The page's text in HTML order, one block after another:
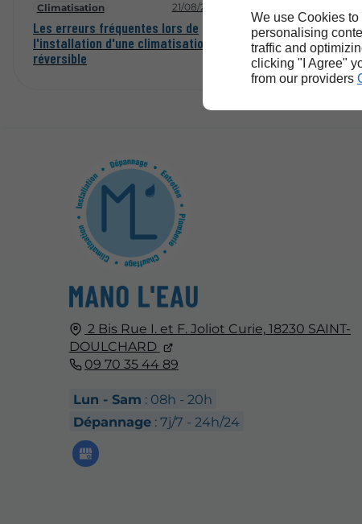
We use Cookies
personalising
traffic and
clicking "I Agree"
from our providers
Climatisation 21/08/2025
Les erreurs fréquentes lors de
l'installation d'une climatisation
réversible
5 signes
besoin
2 Bis Rue I. et F. Joliot Curie, 18230 SAINT-
DOULCHARD
09 70 35 44 89
Lun - Sam : 08h - 20h
Dépannage: 7j/7 - 24h/24